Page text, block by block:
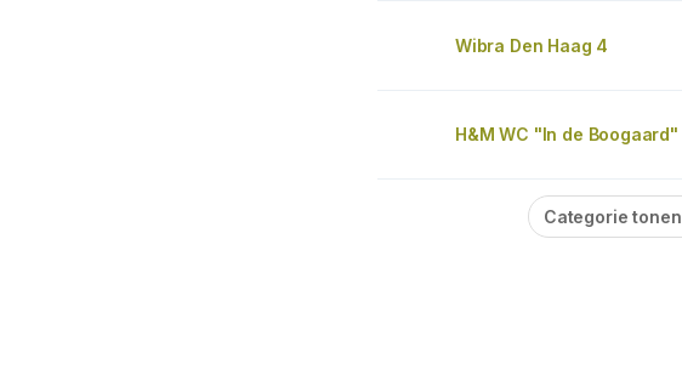
Wibra Den Haag 4
H&M WC "In de Boogaard"
Categorie tonen